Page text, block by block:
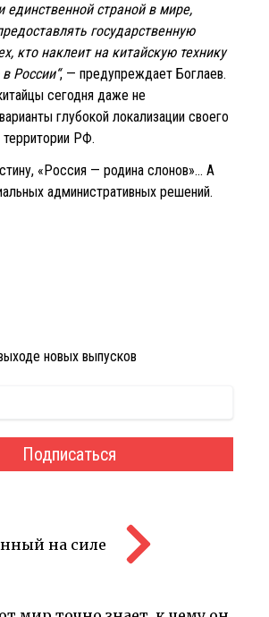
единственной страной в мире,
государственную
кто наклеит на китайскую технику
России“, — предупреждает Боглаев.
сегодня даже не
глубокой локализации своего
территории РФ.
«Россия — родина слонов»… А
административных решений.
новых выпусков
Подписаться
на силе